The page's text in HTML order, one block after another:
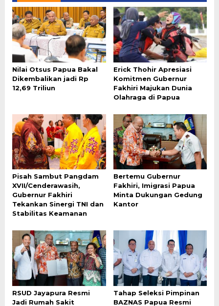
Nilai Otsus Papua Bakal
Dikembalikan jadi Rp
12,69 Triliun
Erick Thohir Apresiasi
Komitmen Gubernur
Fakhiri Majukan Dunia
Olahraga di Papua
Pisah Sambut Pangdam
XVII/Cenderawasih,
Gubernur Fakhiri
Tekankan Sinergi TNI dan
Stabilitas Keamanan
Bertemu Gubernur
Fakhiri, Imigrasi Papua
Minta Dukungan Gedung
Kantor
RSUD Jayapura Resmi
Jadi Rumah Sakit
Tahap Seleksi Pimpinan
BAZNAS Papua Resmi